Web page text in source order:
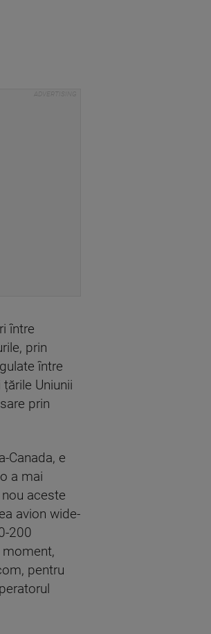
între
prin
între
Uniunii
prin
Canada, e
a mai
aceste
avion wide-
200
moment,
pentru